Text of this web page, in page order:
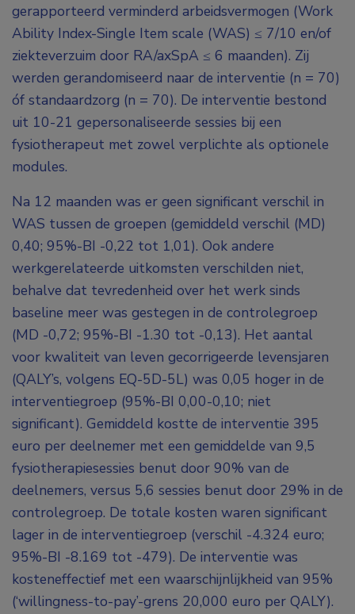
gerapporteerd verminderd arbeidsvermogen (Work
Ability Index-Single Item scale (WAS) ≤ 7/10 en/of
ziekteverzuim door RA/axSpA ≤ 6 maanden). Zij
werden gerandomiseerd naar de interventie (n = 70)
óf standaardzorg (n = 70). De interventie bestond
uit 10-21 gepersonaliseerde sessies bij een
fysiotherapeut met zowel verplichte als optionele
modules.
Na 12 maanden was er geen significant verschil in
WAS tussen de groepen (gemiddeld verschil (MD)
0,40; 95%-BI -0,22 tot 1,01). Ook andere
werkgerelateerde uitkomsten verschilden niet,
behalve dat tevredenheid over het werk sinds
baseline meer was gestegen in de controlegroep
(MD -0,72; 95%-BI -1.30 tot -0,13). Het aantal
voor kwaliteit van leven gecorrigeerde levensjaren
(QALY’s, volgens EQ-5D-5L) was 0,05 hoger in de
interventiegroep (95%-BI 0,00-0,10; niet
significant). Gemiddeld kostte de interventie 395
euro per deelnemer met een gemiddelde van 9,5
fysiotherapiesessies benut door 90% van de
deelnemers, versus 5,6 sessies benut door 29% in de
controlegroep. De totale kosten waren significant
lager in de interventiegroep (verschil -4.324 euro;
95%-BI -8.169 tot -479). De interventie was
kosteneffectief met een waarschijnlijkheid van 95%
(‘willingness-to-pay’-grens 20,000 euro per QALY).